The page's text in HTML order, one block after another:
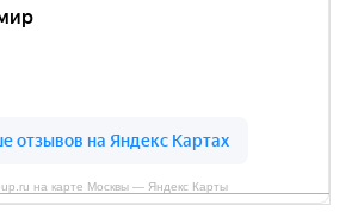
на карте Москвы — Яндекс Карты